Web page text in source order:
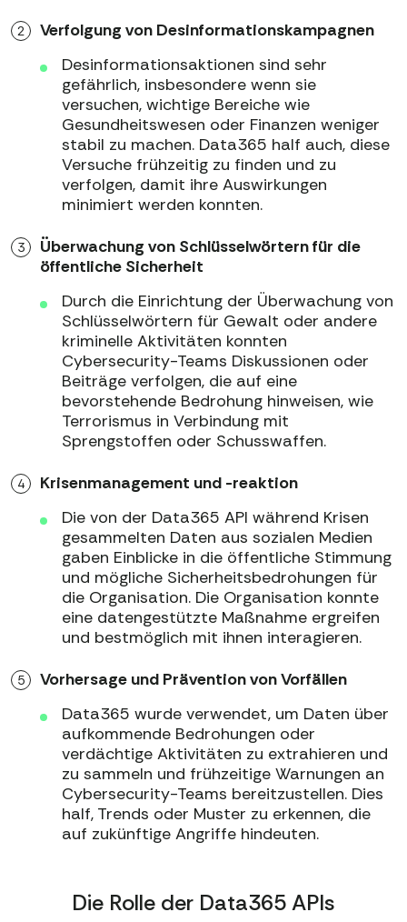
Verfolgung von Desinformationskampagnen
Desinformationsaktionen sind sehr
gefährlich, insbesondere wenn sie
versuchen, wichtige Bereiche wie
Gesundheitswesen oder Finanzen weniger
stabil zu machen. Data365 half auch, diese
Versuche frühzeitig zu finden und zu
verfolgen, damit ihre Auswirkungen
minimiert werden konnten.
Überwachung von Schlüsselwörtern für die
öffentliche Sicherheit
Durch die Einrichtung der Überwachung von
Schlüsselwörtern für Gewalt oder andere
kriminelle Aktivitäten konnten
Cybersecurity-Teams Diskussionen oder
Beiträge verfolgen, die auf eine
bevorstehende Bedrohung hinweisen, wie
Terrorismus in Verbindung mit
Sprengstoffen oder Schusswaffen.
Krisenmanagement und -reaktion
Die von der Data365 API während Krisen
gesammelten Daten aus sozialen Medien
gaben Einblicke in die öffentliche Stimmung
und mögliche Sicherheitsbedrohungen für
die Organisation. Die Organisation konnte
eine datengestützte Maßnahme ergreifen
und bestmöglich mit ihnen interagieren.
Vorhersage und Prävention von Vorfällen
Data365 wurde verwendet, um Daten über
aufkommende Bedrohungen oder
verdächtige Aktivitäten zu extrahieren und
zu sammeln und frühzeitige Warnungen an
Cybersecurity-Teams bereitzustellen. Dies
half, Trends oder Muster zu erkennen, die
auf zukünftige Angriffe hindeuten.
Die Rolle der Data365 APIs